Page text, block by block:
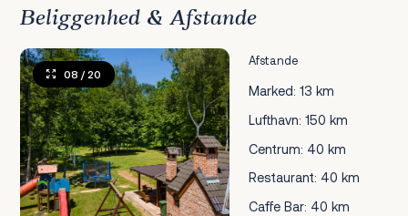
Beliggenhed & Afstande
Afstande
Marked: 13 km
Lufthavn: 150 km
Centrum: 40 km
Restaurant: 40 km
Caffe Bar: 40 km
08 / 20